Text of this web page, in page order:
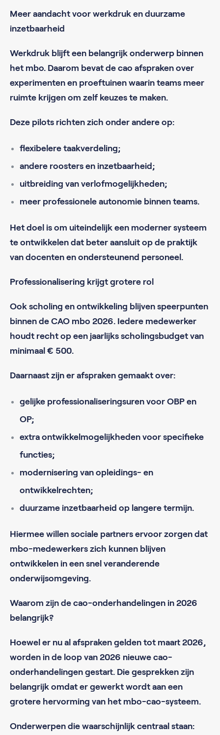
Meer aandacht voor werkdruk en duurzame
inzetbaarheid
Werkdruk blijft een belangrijk onderwerp binnen
het mbo. Daarom bevat de cao afspraken over
experimenten en proeftuinen waarin teams meer
ruimte krijgen om zelf keuzes te maken.
Deze pilots richten zich onder andere op:
flexibelere taakverdeling;
andere roosters en inzetbaarheid;
uitbreiding van verlofmogelijkheden;
meer professionele autonomie binnen teams.
Het doel is om uiteindelijk een moderner systeem
te ontwikkelen dat beter aansluit op de praktijk
van docenten en ondersteunend personeel.
Professionalisering krijgt grotere rol
Ook scholing en ontwikkeling blijven speerpunten
binnen de CAO mbo 2026. Iedere medewerker
houdt recht op een jaarlijks scholingsbudget van
minimaal € 500.
Daarnaast zijn er afspraken gemaakt over:
gelijke professionaliseringsuren voor OBP en
OP;
extra ontwikkelmogelijkheden voor specifieke
functies;
modernisering van opleidings- en
ontwikkelrechten;
duurzame inzetbaarheid op langere termijn.
Hiermee willen sociale partners ervoor zorgen dat
mbo-medewerkers zich kunnen blijven
ontwikkelen in een snel veranderende
onderwijsomgeving.
Waarom zijn de cao-onderhandelingen in 2026
belangrijk?
Hoewel er nu al afspraken gelden tot maart 2026,
worden in de loop van 2026 nieuwe cao-
onderhandelingen gestart. Die gesprekken zijn
belangrijk omdat er gewerkt wordt aan een
grotere hervorming van het mbo-cao-systeem.
Onderwerpen die waarschijnlijk centraal staan: